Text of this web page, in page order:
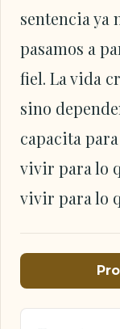
sentencia ya
pasamos a
fiel. La vida
sino
capacita
vivir para lo
vivir para lo